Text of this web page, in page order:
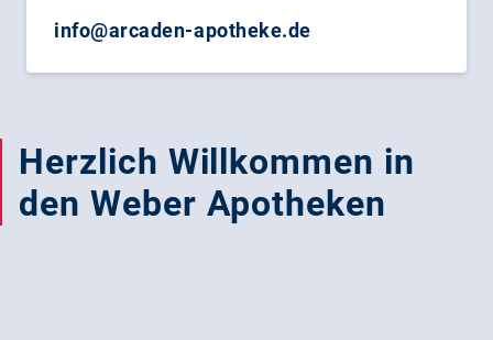
info@arcaden-apotheke.de
Herzlich Willkommen in
den Weber Apotheken